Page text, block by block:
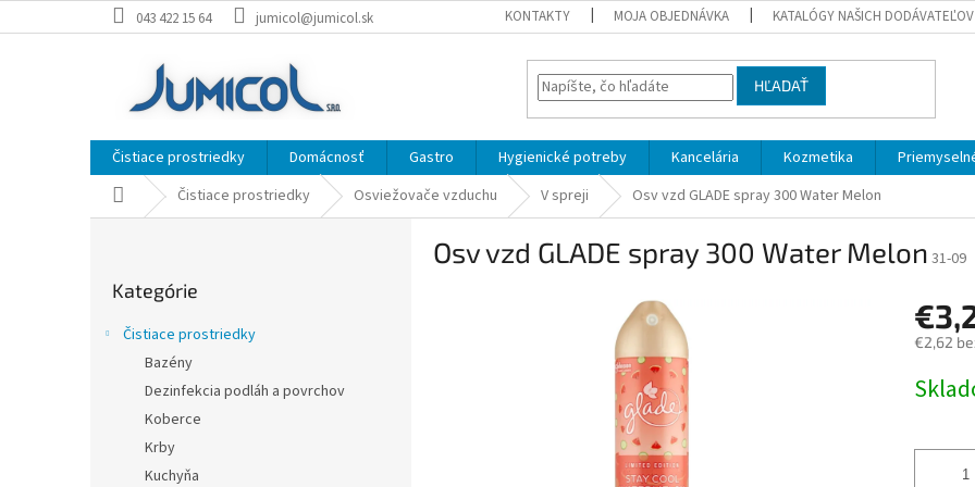
na
043 422 15 64 jumicol@jumicol.sk KONTAKTY MOJA OBJEDNÁVKA KATALÓGY NAŠICH DODÁVATEĽOV
HĽADAŤ
Čistiace prostriedky Domácnosť Gastro Hygienické potreby Kancelária Kozmetika
Domov Čistiace prostriedky Osviežovače vzduchu V spreji Osv vzd GLADE spray 300 Water Melon
kategórie
Kategórie
Čistiace prostriedky
Bazény
Dezinfekcia podláh a povrchov
Koberce
Krby
Kuchyňa
Osv vzd GLADE spray 300 Water Melon 31-09
€2,62
cena: